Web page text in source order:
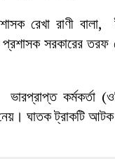
রেখা রাণী বালা,
সরকারের তরফ
ভারপ্রাপ্ত কর্মকর্তা
ঘাতক ট্রাকটি আটক